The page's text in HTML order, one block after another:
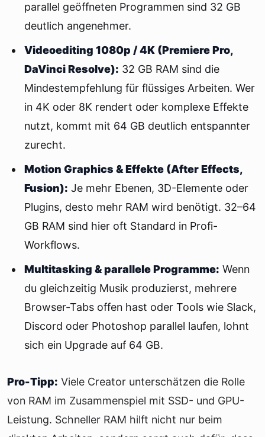
parallel geöffneten Programmen sind 32 GB
deutlich angenehmer.
Videoediting 1080p / 4K (Premiere Pro,
DaVinci Resolve): 32 GB RAM sind die
Mindestempfehlung für flüssiges Arbeiten. Wer
in 4K oder 8K rendert oder komplexe Effekte
nutzt, kommt mit 64 GB deutlich entspannter
zurecht.
Motion Graphics & Effekte (After Effects,
Fusion): Je mehr Ebenen, 3D-Elemente oder
Plugins, desto mehr RAM wird benötigt. 32–64
GB RAM sind hier oft Standard in Profi-
Workflows.
Multitasking & parallele Programme: Wenn
du gleichzeitig Musik produzierst, mehrere
Browser-Tabs offen hast oder Tools wie Slack,
Discord oder Photoshop parallel laufen, lohnt
sich ein Upgrade auf 64 GB.
Pro-Tipp: Viele Creator unterschätzen die Rolle
von RAM im Zusammenspiel mit SSD- und GPU-
Leistung. Schneller RAM hilft nicht nur beim